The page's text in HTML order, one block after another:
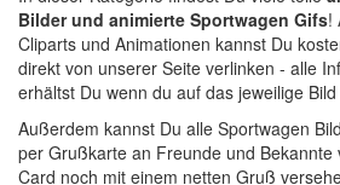
Bilder und animierte Sportwagen Gifs!
Cliparts und Animationen kannst Du
direkt von unserer Seite verlinken - alle
erhältst Du wenn du auf das jeweilige Bild
Außerdem kannst Du alle Sportwagen
per Grußkarte an Freunde und Bekannte
Card noch mit einem netten Gruß